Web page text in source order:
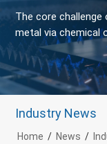
The core
metal via chemical
Industry News
Home / News /